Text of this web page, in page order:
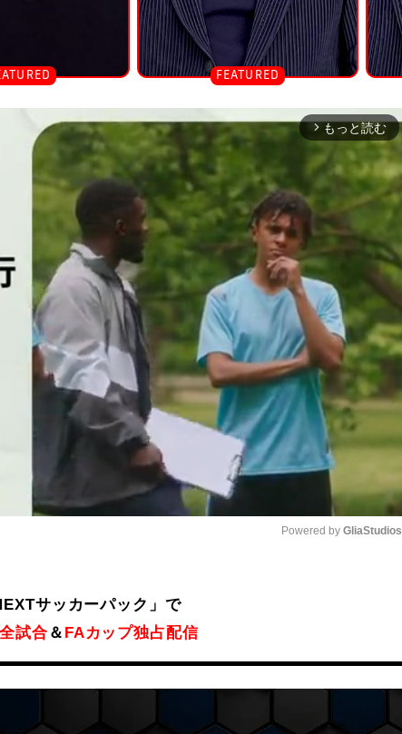
arrow_forward_ios もっと読む
Powered by GliaStudios
サッカーパック」で
試合 ＆ FAカップ独占配信